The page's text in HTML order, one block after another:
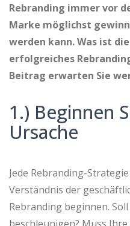
Rebranding immer vor
Marke möglichst
werden kann. Was ist
erfolgreiches
Beitrag erwarten Sie
1.) Beginnen
Ursache
Jede Rebranding-
Verständnis der
Rebranding beginnen.